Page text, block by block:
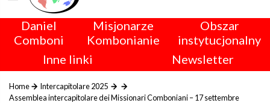
Daniel
Comboni
Misjonarze
Kombonianie
Obszar
instytucjonalny
Inne linki
Newsletter
Home
Intercapitolare 2025
Assemblea intercapitolare dei Missionari Comboniani – 17 settembre